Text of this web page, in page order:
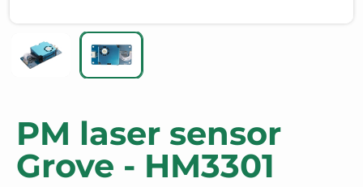
PM laser sensor
Grove - HM3301